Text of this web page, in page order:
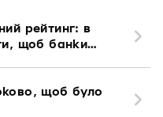
рейтинг: в
щоб банки
щоб було